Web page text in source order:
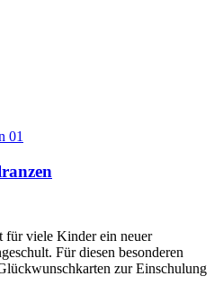
für viele Kinder ein neuer
Für diesen besonderen
zur Einschulung